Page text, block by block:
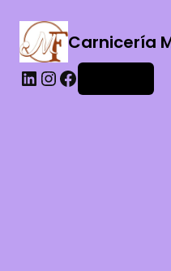
Carnicería